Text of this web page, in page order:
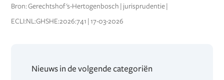
Bron: Gerechtshof 's-Hertogenbosch | jurisprudentie |
ECLI:NL:GHSHE:2026:741 | 17-03-2026
Nieuws in de volgende categoriën